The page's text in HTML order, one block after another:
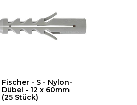
Fischer - S - Nylon-
Dübel - 12 x 60mm
(25 Stück)